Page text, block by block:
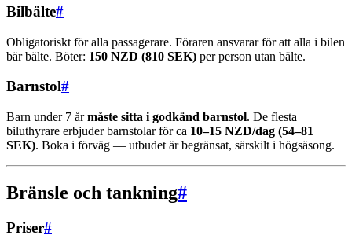
Bilbälte#
Obligatoriskt för alla passagerare. Föraren ansvarar för att alla i bilen
bär bälte. Böter: 150 NZD (810 SEK) per person utan bälte.
Barnstol#
Barn under 7 årmåste sitta i godkänd barnstol. De flesta
biluthyrare erbjuder barnstolar för ca 10–15 NZD/dag (54–81
SEK). Boka i förväg — utbudet är begränsat, särskilt i högsäsong.
Bränsle och tankning#
Priser#